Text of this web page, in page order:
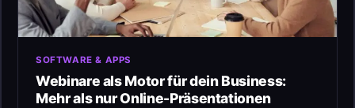
SOFTWARE & APPS
Webinare als Motor für dein Business:
Mehr als nur Online-Präsentationen